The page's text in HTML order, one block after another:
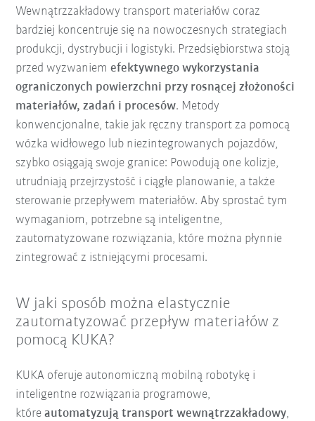
Wewnątrzzakładowy transport materiałów coraz
bardziej koncentruje się na nowoczesnych strategiach
produkcji, dystrybucji i logistyki. Przedsiębiorstwa stoją
przed wyzwaniemefektywnego wykorzystania
ograniczonych powierzchni przy rosnącej złożoności
materiałów, zadań i procesów. Metody
konwencjonalne, takie jak ręczny transport za pomocą
wózka widłowego lub niezintegrowanych pojazdów,
szybko osiągają swoje granice: Powodują one kolizje,
utrudniają przejrzystość i ciągłe planowanie, a także
sterowanie przepływem materiałów. Aby sprostać tym
wymaganiom, potrzebne są inteligentne,
zautomatyzowane rozwiązania, które można płynnie
zintegrować z istniejącymi procesami.
W jaki sposób można elastycznie
zautomatyzować przepływ materiałów z
pomocą KUKA?
KUKA oferuje autonomiczną mobilną robotykę i
inteligentne rozwiązania programowe,
które automatyzują transport wewnątrzzakładowy,